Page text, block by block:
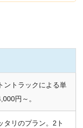
ントラックによる単
円～。
タリのプラン。2ト